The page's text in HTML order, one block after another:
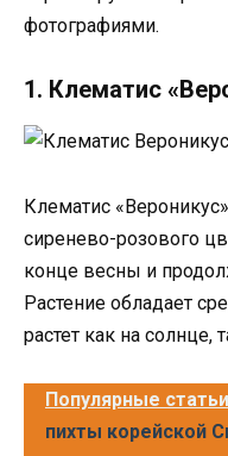
фотографиями.
1. Клематис
Клематис
сиренево-розового
конце весны и
Растение обладает
растет как на солнце,
Популярные статьи
пихты корейской